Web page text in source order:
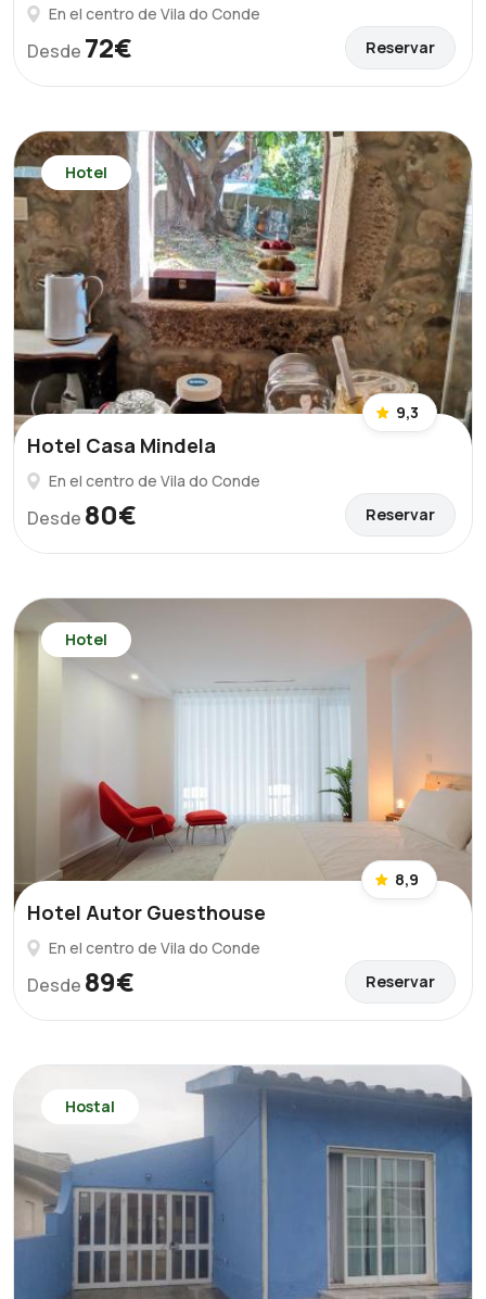
En el centro de Vila do Conde
Desde 72€ Reservar
Hotel
9,3
Hotel Casa Mindela
En el centro de Vila do Conde
Desde 80€ Reservar
Hotel
8,9
Hotel Autor Guesthouse
En el centro de Vila do Conde
Desde 89€ Reservar
Hostal